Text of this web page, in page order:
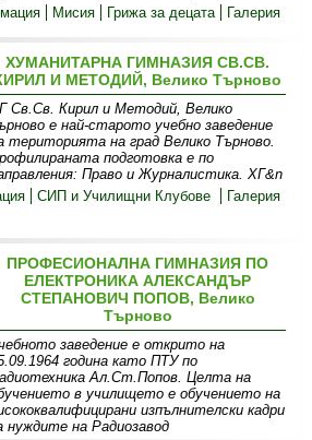
Мисия Грижа за децата Галерия
ХУМАНИТАРНА ГИМНАЗИЯ СВ.СВ.
И МЕТОДИЙ, Велико Търново
Св.Св. Кирил и Методий, Велико
е най-старото учебно заведение
територията на град Велико Търново.
подготовка е по
Право и Журналистика. ХГ&n
СИП и Училищни Клубове Галерия
ПРОФЕСИОНАЛНА ГИМНАЗИЯ ПО
ЕЛЕКТРОНИКА АЛЕКСАНДЪР
СТЕПАНОВИЧ ПОПОВ, Велико
Търново
заведение е открито на
година като ПТУ по
Ал.Ст.Попов. Целта на
в училището е обучението на
изпълнителски кадри
нуждите на Радиозавод